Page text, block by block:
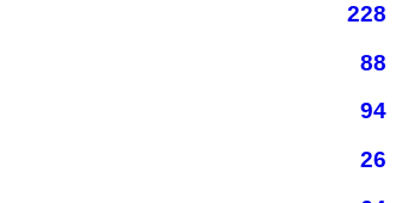
228
88
94
26